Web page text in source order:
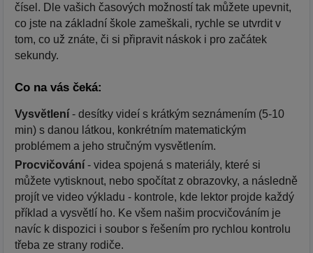
čísel. Dle vašich časových možností tak můžete upevnit,
co jste na základní škole zameškali, rychle se utvrdit v
tom, co už znáte, či si připravit náskok i pro začátek
sekundy.
Co na vás čeká:
Vysvětlení - desítky videí s krátkým seznámením (5-10
min) s danou látkou, konkrétním matematickým
problémem a jeho stručným vysvětlením.
Procvičování - videa spojená s materiály, které si
můžete vytisknout, nebo spočítat z obrazovky, a následně
projít ve video výkladu - kontrole, kde lektor projde každý
příklad a vysvětlí ho. Ke všem našim procvičováním je
navíc k dispozici i soubor s řešením pro rychlou kontrolu
třeba ze strany rodiče.